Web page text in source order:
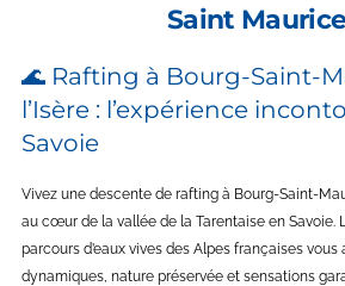
Saint
🌊 Rafting à Bourg-Saint-
l’Isère : l’expérience
Savoie
Vivez une descente de rafting à Bourg-Saint-
au cœur de la vallée de la Tarentaise en Savoie.
parcours d’eaux vives des Alpes françaises
dynamiques, nature préservée et sensations